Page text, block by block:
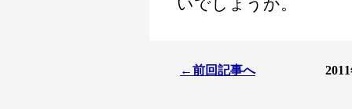
いでしょうか。
←前回記事へ